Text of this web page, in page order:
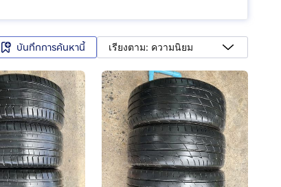
บันทึกการค้นหานี้ เรียงตาม: ความนิยม